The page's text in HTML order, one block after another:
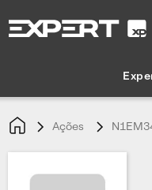
Ações